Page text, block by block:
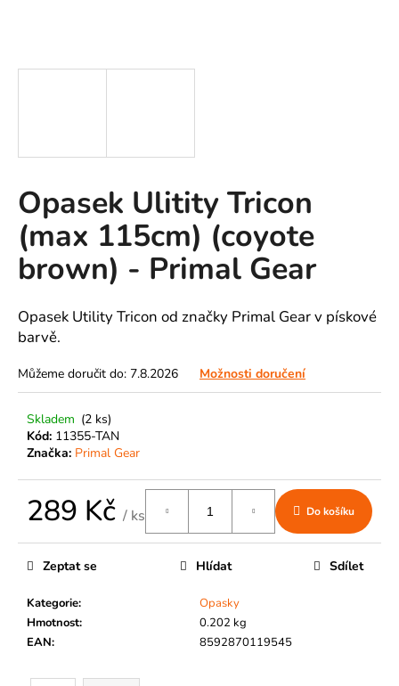
Opasek Ulitity Tricon
(max 115cm) (coyote
brown) - Primal Gear
Opasek Utility Tricon od značky Primal Gear v pískové
barvě.
Můžeme doručit do: 7.8.2026 Možnosti doručení
Skladem (2 ks)
Kód: 11355-TAN
Značka: Primal Gear
289 Kč / ks Do košíku
Kategorie:
Opasky
Hmotnost:
0.202 kg
EAN: 8592870119545
Zeptat se Hlídat Sdílet
Í
HLEDAT
D
p
o
r
u
u
j
e
m
e